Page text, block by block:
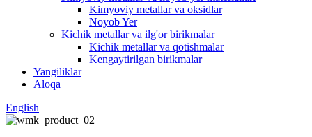
Kimyoviy metallar va oksidlar
Noyob Yer
Kichik metallar va ilg'or birikmalar
Kichik metallar va qotishmalar
Kengaytirilgan birikmalar
Yangiliklar
Aloqa
English